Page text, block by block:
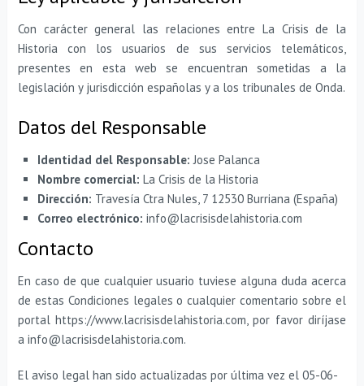
Con carácter general las relaciones entre La Crisis de la
Historia con los usuarios de sus servicios telemáticos,
presentes en esta web se encuentran sometidas a la
legislación y jurisdicción españolas y a los tribunales de Onda.
Datos del Responsable
Identidad del Responsable: Jose Palanca
Nombre comercial: La Crisis de la Historia
Dirección: Travesía Ctra Nules, 7 12530 Burriana (España)
Correo electrónico: info@lacrisisdelahistoria.com
Contacto
En caso de que cualquier usuario tuviese alguna duda acerca
de estas Condiciones legales o cualquier comentario sobre el
portal https://www.lacrisisdelahistoria.com, por favor diríjase
a info@lacrisisdelahistoria.com.
El aviso legal han sido actualizadas por última vez el 05-06-